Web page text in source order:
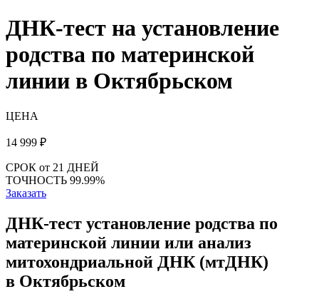
ДНК-тест на установление
родства по материнской
линии в Октябрьском
ЦЕНА
14 999 ₽
СРОК от 21 ДНЕЙ
ТОЧНОСТЬ 99.99%
Заказать
ДНК-тест установление родства по
материнской линии или анализ
митохондриальной ДНК (мтДНК)
в Октябрьском